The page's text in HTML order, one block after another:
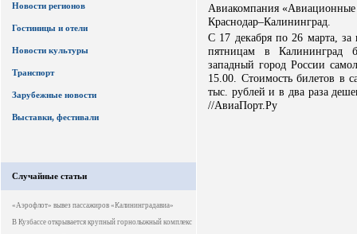
Новости регионов
Гостиницы и отели
Новости культуры
Транспорт
Зарубежные новости
Выставки, фестивали
Случайные статьи
«Аэрофлот» вывез пассажиров «Калининградавиа»
В Кузбассе открывается крупный горнолыжный комплекс
Авиакомпания
Краснодар–Калининград.
С 17 декабря по 26 марта,
пятницам в Калининград
западный город России
15.00. Стоимость билетов в
тыс. рублей и в два раза
//АвиаПорт.Ру